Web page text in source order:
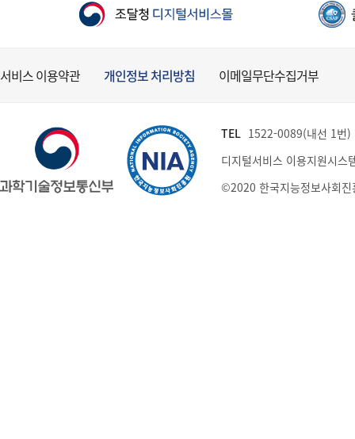
서비스 이용약관 개인정보 처리방침 이메일무단수집거부
TEL 1522-0089(내선 1번
디지털서비스 이용지원시스
©2020 한국지능정보사회진